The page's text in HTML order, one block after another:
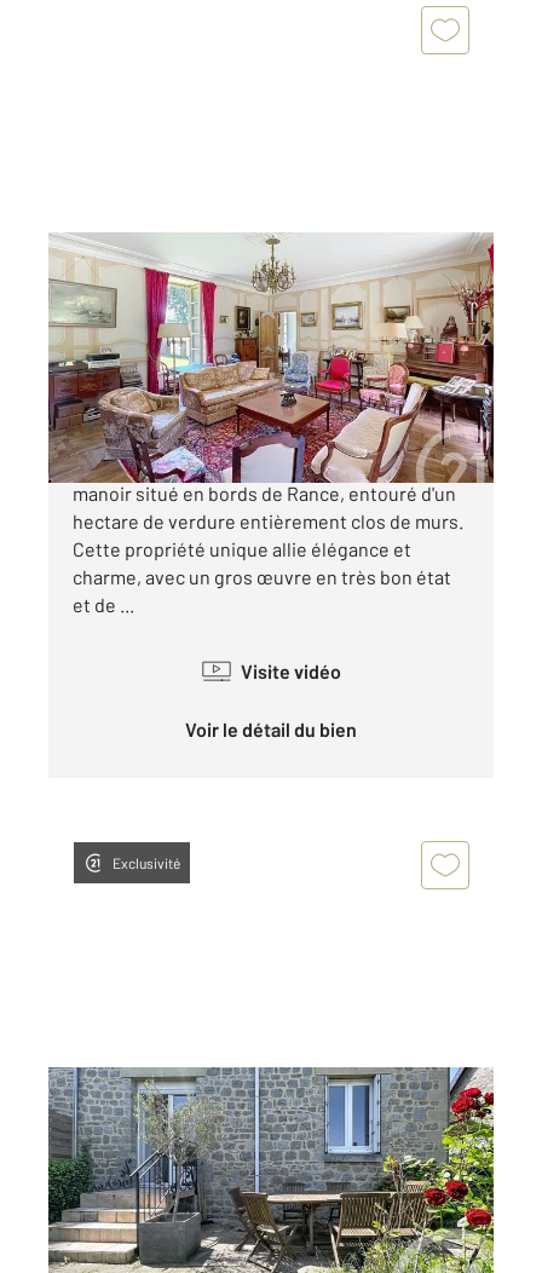
PLOUER SUR RANCE 22
511 m
, 10 pièces
Ref : 21126
Maison à vendre
1 040 000 €
Plongez dans l'univers exceptionnel de ce
manoir situé en bords de Rance, entouré d'un
hectare de verdure entièrement clos de murs.
Cette propriété unique allie élégance et
charme, avec un gros œuvre en très bon état
et de ...
Visite vidéo
Voir le détail du bien
Exclusivité
DINAN 22
60,37 m2, 3 pièces
Ref : 22065
Maison à vendre
255 000 €
Visiter le site dédié